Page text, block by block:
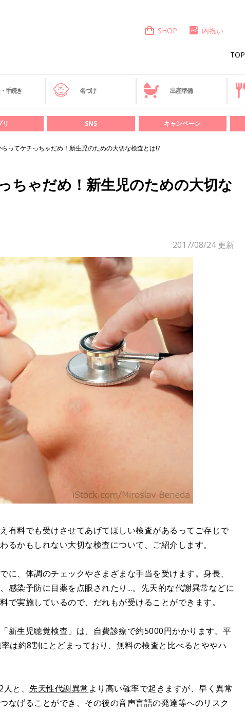
TOP
SHOP 内祝い
手続き 名づけ 出産準備
リ SNS キャンペーン
ってケチっちゃだめ！新生児のための大切な検査とは!?
ちゃだめ！新生児のための大切な
2017/08/24更新
有料でも受けさせてあげてほしい検査があるってご存じで
るかもしれない大切な検査について、ご紹介します。
に、体調のチェックやさまざまな手当を受けます。身長、
感染予防に目薬を点眼されたり...。先天的な代謝異常などに
で実施しているので、だれもが受けることができます。
新生児聴覚検査」は、自費診療で約5000円かかります。平
は約8割にとどまっており、無料の検査と比べるとややハ
と、 先天性代謝異常 より高い確率で起きますが、早く異常
なげることができ、その後の音声言語の発達等へのリスク